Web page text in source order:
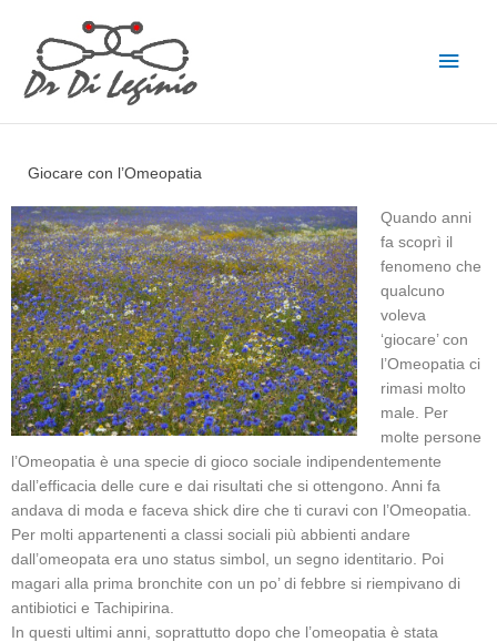
contenuto
Giocare con l’Omeopatia
Quando anni
fa scoprì il
fenomeno che
qualcuno
voleva
‘giocare’ con
l’Omeopatia ci
rimasi molto
male. Per
molte persone
l’Omeopatia è una specie di gioco sociale indipendentemente
dall’efficacia delle cure e dai risultati che si ottengono. Anni fa
andava di moda e faceva shick dire che ti curavi con l’Omeopatia.
Per molti appartenenti a classi sociali più abbienti andare
dall’omeopata era uno status simbol, un segno identitario. Poi
magari alla prima bronchite con un po’ di febbre si riempivano di
antibiotici e Tachipirina.
In questi ultimi anni, soprattutto dopo che l’omeopatia è stata